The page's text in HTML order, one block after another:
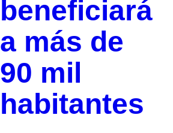
beneficiará
a más de
90 mil
habitantes